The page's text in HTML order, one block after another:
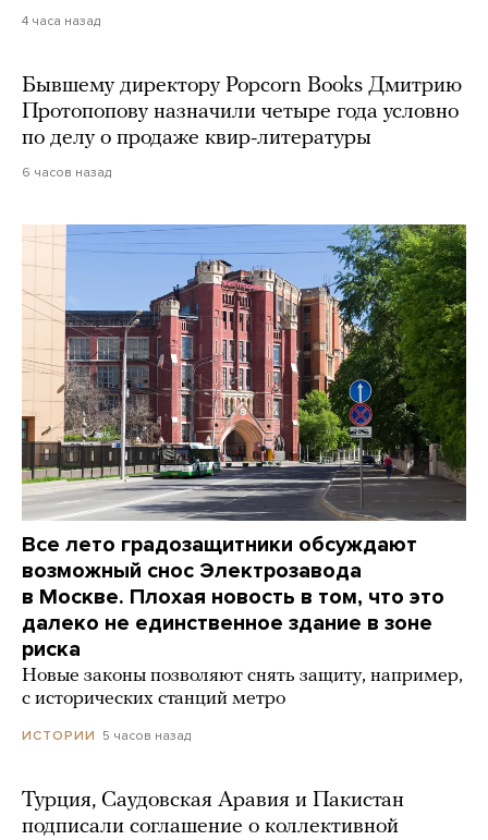
4 часа назад
Бывшему директору Popcorn Books Дмитрию
Протопопову назначили четыре года условно
по делу о продаже квир-литературы
6 часов назад
Все лето градозащитники обсуждают
возможный снос Электрозавода
в Москве. Плохая новость в том, что это
далеко не единственное здание в зоне
риска
Новые законы позволяют снять защиту, например,
с исторических станций метро
ИСТОРИИ 5 часов назад
Турция, Саудовская Аравия и Пакистан
подписали соглашение о коллективной